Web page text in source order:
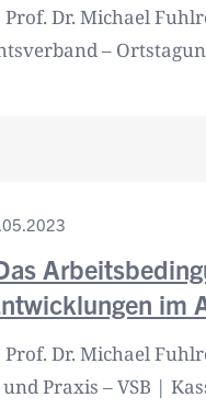
Prof. Dr. Michael
–
im
Prof. Dr. Michael
Praxis – VSB |